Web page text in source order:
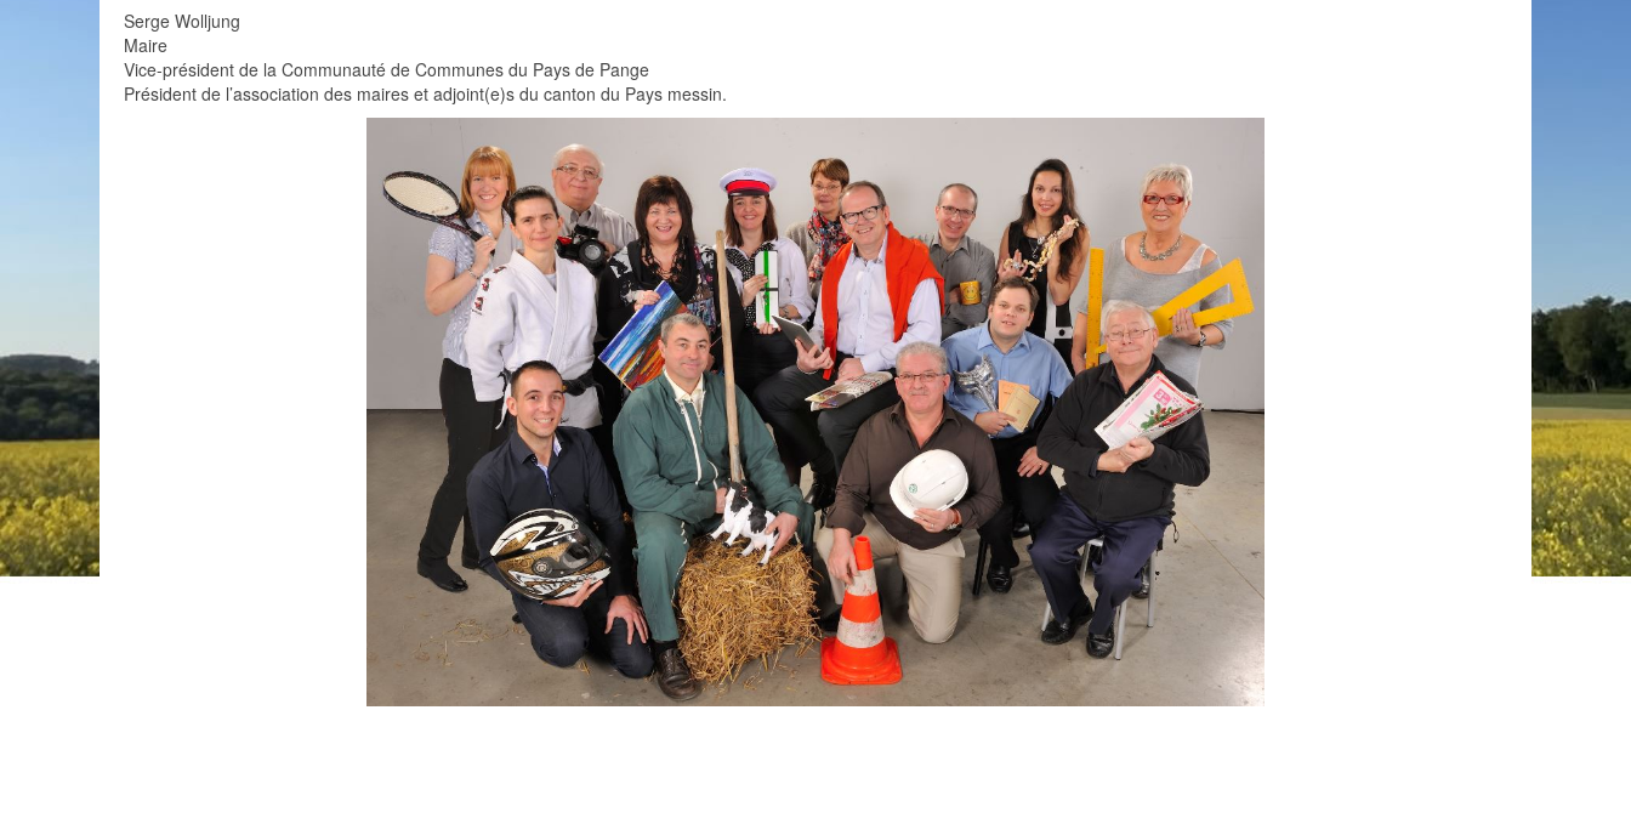
Serge Wolljung
Maire
Vice-président de la Communauté de Communes du Pays de Pange
Président de l’association des maires et adjoint(e)s du canton du Pays messin.